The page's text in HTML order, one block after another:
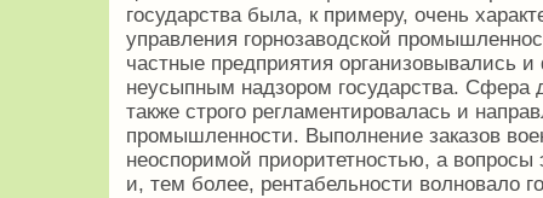
государства была, к примеру, очень
управления горнозаводской
частные предприятия организовывались
неусыпным надзором государства. Сфера
также строго регламентировалась и
промышленности. Выполнение заказов
неоспоримой приоритетностью, а вопросы
и, тем более, рентабельности волновало